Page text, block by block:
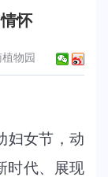
怀
物园
妇女节，动
时代、展现